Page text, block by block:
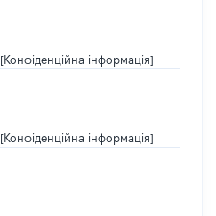
[Конфіденційна інформація]
[Конфіденційна інформація]